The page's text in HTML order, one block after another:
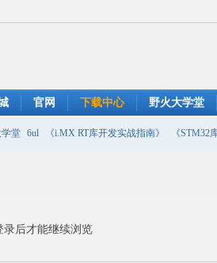
官网 下载中心 野火大学堂
堂 6ul 《i.MX RT库开发实战指南》 《STM32
录后才能继续浏览